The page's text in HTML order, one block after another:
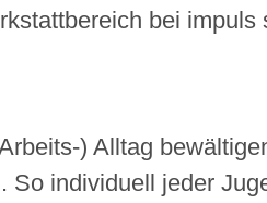
bei impuls
) Alltag
So individuell jeder